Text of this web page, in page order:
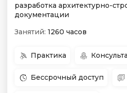
разработка архитектурно-
документации
Занятий: 1260 часов
Практика
Бессрочный доступ